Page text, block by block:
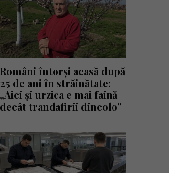
Români întorși acasă după
25 de ani în străinătate:
„Aici și urzica e mai faină
decât trandafirii dincolo”